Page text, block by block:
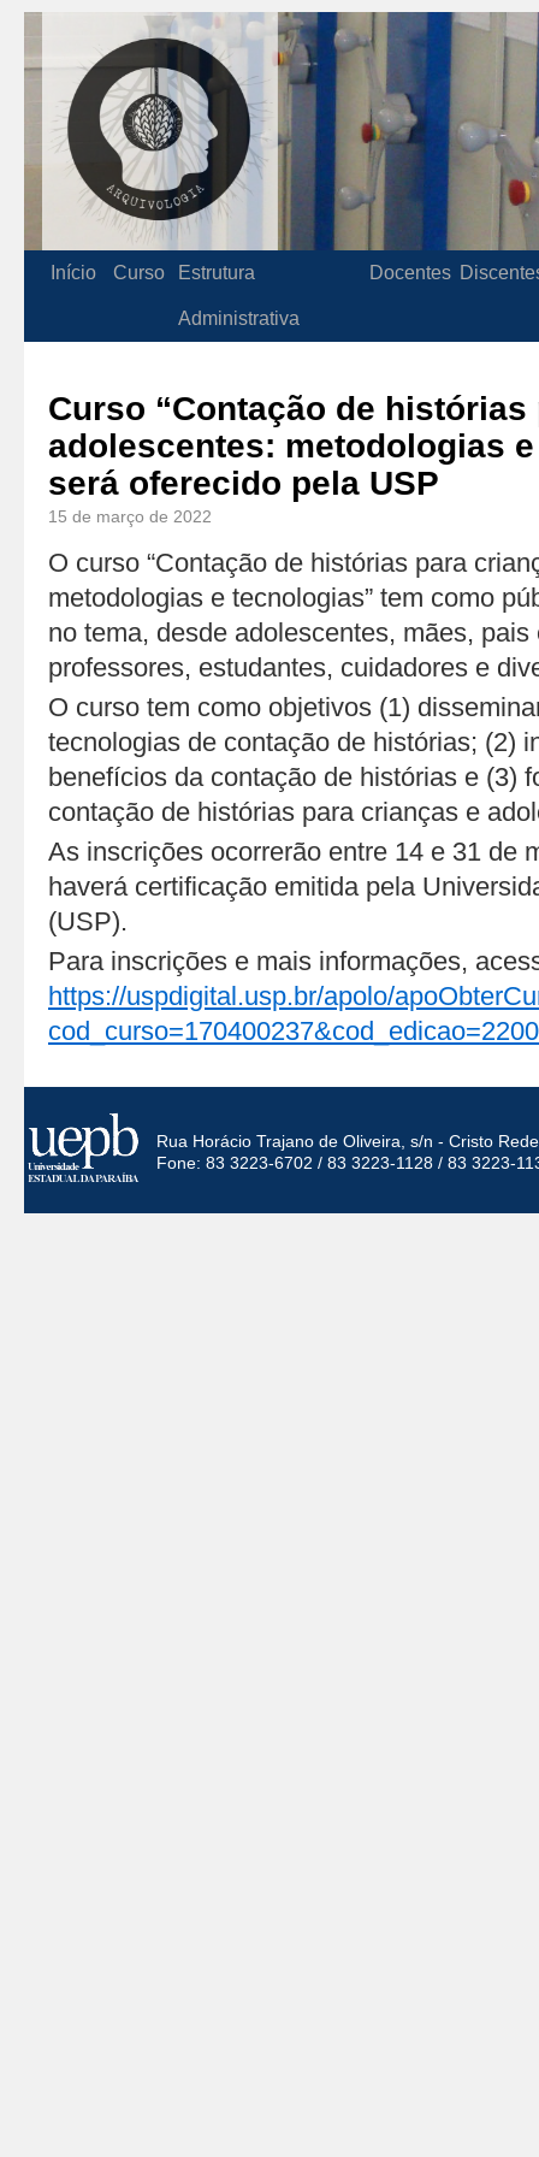
Início Curso Estrutura
Administrativa
Docentes
Curso “Contação de
adolescentes: metodologias
será oferecido pela USP
15 de março de 2022
O curso “Contação de histórias para
metodologias e tecnologias” tem como
no tema, desde adolescentes, mães,
professores, estudantes, cuidadores e
O curso tem como objetivos (1)
tecnologias de contação de histórias; (2)
benefícios da contação de histórias e (3)
contação de histórias para crianças e
As inscrições ocorrerão entre 14 e 31 de
haverá certificação emitida pela
(USP).
Para inscrições e mais informações,
https://uspdigital.usp.br/apolo/
Rua Horácio Trajano de Oliveira, s/n - Cristo
Fone: 83 3223-6702 / 83 3223-1128 / 83 3223-